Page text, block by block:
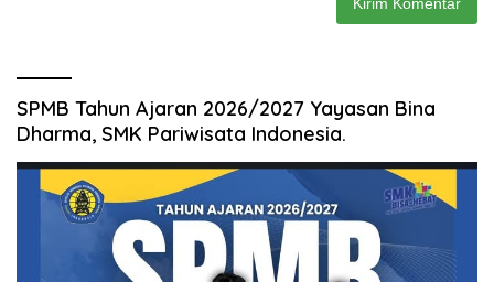
SPMB Tahun Ajaran 2026/2027 Yayasan Bina
Dharma, SMK Pariwisata Indonesia.